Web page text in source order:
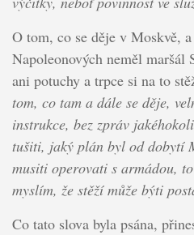
O tom, co se děje v Moskvě,
Napoleonových neměl maršál
ani potuchy a trpce si na to
tom, co tam a dále se děje,
instrukce, bez zpráv
tušiti, jaký plán byl od dobytí
musiti operovati s armádou,
myslím, že stěží může býti
Co tato slova byla psána,